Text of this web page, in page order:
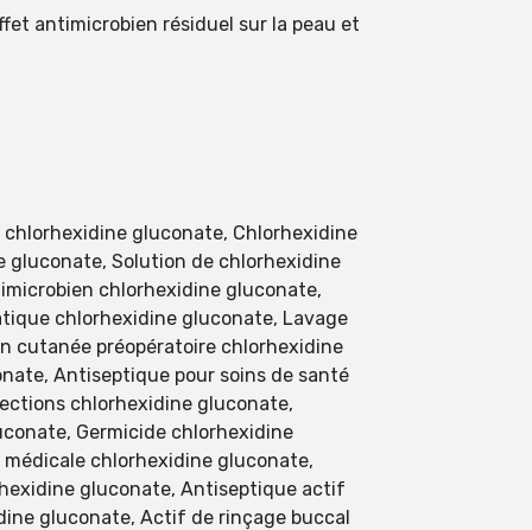
antimicrobien résiduel sur la peau et
gluconate, Chlorhexidine
gluconate, Solution de chlorhexidine
chlorhexidine gluconate,
chlorhexidine gluconate, Lavage
cutanée préopératoire chlorhexidine
Antiseptique pour soins de santé
chlorhexidine gluconate,
Germicide chlorhexidine
chlorhexidine gluconate,
gluconate, Antiseptique actif
gluconate, Actif de rinçage buccal